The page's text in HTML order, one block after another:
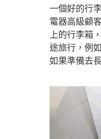
一個好的行
電器高級顧
上的行李箱
途旅行，例
如果準備去